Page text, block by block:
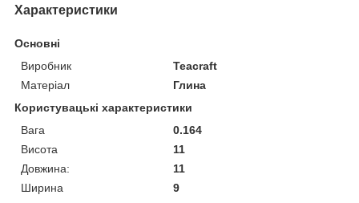
Характеристики
Основні
Виробник
Teacraft
Матеріал
Глина
Користувацькі характеристики
Вага
0.164
Висота
11
Довжина:
11
Ширина
9